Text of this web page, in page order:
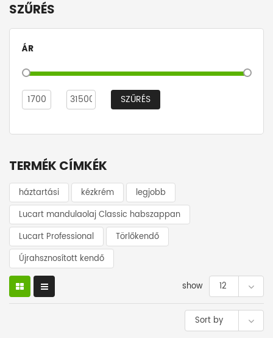
SZŰRÉS
ÁR
SZŰRÉS
TERMÉK CÍMKÉK
háztartási kézkrém
legjobb
Lucart mandulaolaj Classic habszappan
Lucart Professional
Törlőkendő
Újrahsznosított kendő
show 12
Sort by